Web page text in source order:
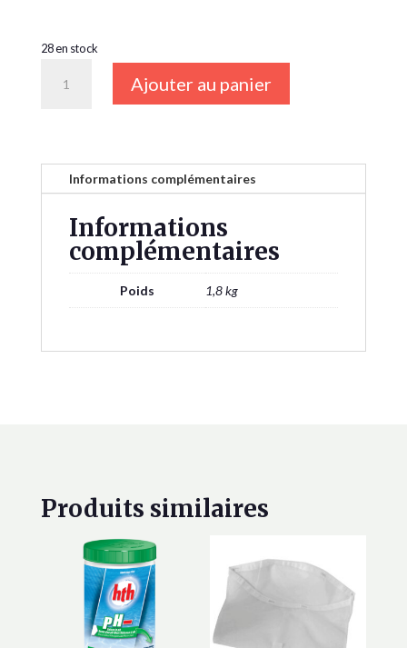
28 en stock
Ajouter au panier
Informations complémentaires
Informations
complémentaires
Poids 1,8 kg
Produits similaires